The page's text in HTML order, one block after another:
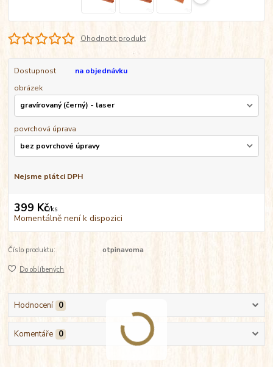
Ohodnotit produkt
Dostupnost
na objednávku
obrázek
povrchová úprava
Nejsme plátci DPH
399 Kč/ks
Momentálně není k dispozici
Číslo produktu: otpinavoma
Do oblíbených
Hodnocení 0
Komentáře 0